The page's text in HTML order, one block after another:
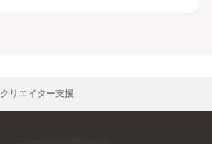
クリエイター支援